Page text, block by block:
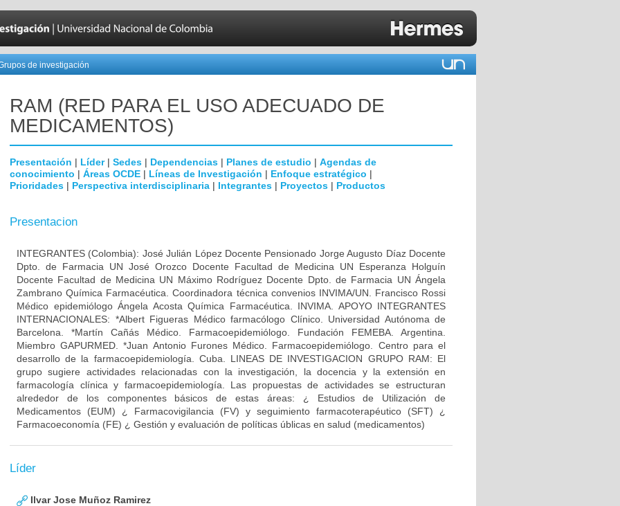
de investigación
RAM (RED PARA EL USO ADECUADO DE
MEDICAMENTOS)
Presentación | Líder| Sedes | Dependencias | Planes de estudio | Agendas de
conocimiento | Áreas OCDE | Líneas de Investigación | Enfoque estratégico |
Prioridades | Perspectiva interdisciplinaria | Integrantes | Proyectos | Productos
Presentacion
INTEGRANTES (Colombia): José Julián López Docente Pensionado Jorge Augusto Díaz Docente
Dpto. de Farmacia UN José Orozco Docente Facultad de Medicina UN Esperanza Holguín
Docente Facultad de Medicina UN Máximo Rodríguez Docente Dpto. de Farmacia UN Ángela
Zambrano Química Farmacéutica. Coordinadora técnica convenios INVIMA/UN. Francisco Rossi
Médico epidemiólogo Ángela Acosta Química Farmacéutica. INVIMA. APOYO INTEGRANTES
INTERNACIONALES: *Albert Figueras Médico farmacólogo Clínico. Universidad Autónoma de
Barcelona. *Martín Cañás Médico. Farmacoepidemiólogo. Fundación FEMEBA. Argentina.
Miembro GAPURMED. *Juan Antonio Furones Médico. Farmacoepidemiólogo. Centro para el
desarrollo de la farmacoepidemiología. Cuba. LINEAS DE INVESTIGACION GRUPO RAM: El
grupo sugiere actividades relacionadas con la investigación, la docencia y la extensión en
farmacología clínica y farmacoepidemiología. Las propuestas de actividades se estructuran
alrededor de los componentes básicos de estas áreas: ¿ Estudios de Utilización de
Medicamentos (EUM) ¿ Farmacovigilancia (FV) y seguimiento farmacoterapéutico (SFT) ¿
Farmacoeconomía (FE) ¿ Gestión y evaluación de políticas úblicas en salud (medicamentos)
Líder
Ilvar Jose Muñoz Ramirez